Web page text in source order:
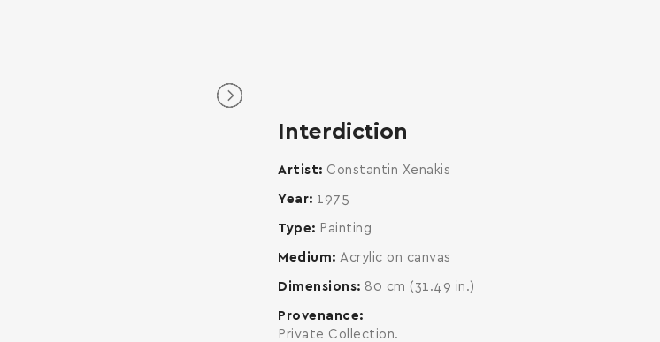
Interdiction
Artist Constantin Xenakis
Year 1975
Type Painting
Medium Acrylic on canvas
Dimensions 80 cm (31.49 in.)
Provenance
Private Collection.